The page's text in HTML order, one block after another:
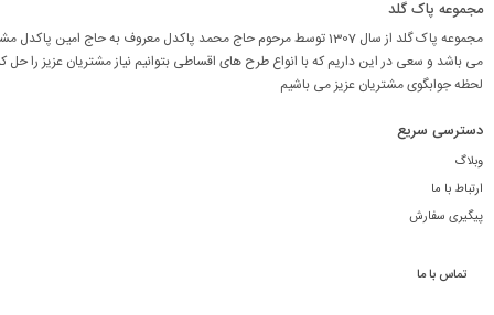
مجموعه پاک گلد
مجموعه پاک گلد از سال 1307 توسط مرحوم حاج محمد پاکدل معروف به حاج امین
می باشد و سعی در این داریم که با انواع طرح های اقساطی بتوانیم نیاز مشتریان عزیز را حل
لحظه جوابگوی مشتریان عزیز می باشیم
دسترسی سریع
وبلاگ
ارتباط با ما
پیگیری سفارش
تماس با ما